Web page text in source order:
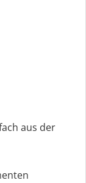
aus der